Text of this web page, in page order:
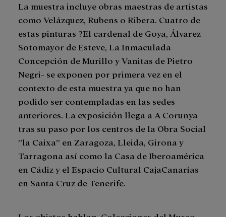
La muestra incluye obras maestras de artistas
como Velázquez, Rubens o Ribera. Cuatro de
estas pinturas ?El cardenal de Goya, Álvarez
Sotomayor de Esteve, La Inmaculada
Concepción de Murillo y Vanitas de Pietro
Negri- se exponen por primera vez en el
contexto de esta muestra ya que no han
podido ser contempladas en las sedes
anteriores. La exposición llega a A Corunya
tras su paso por los centros de la Obra Social
”la Caixa” en Zaragoza, Lleida, Girona y
Tarragona así como la Casa de Iberoamérica
en Cádiz y el Espacio Cultural CajaCanarias
en Santa Cruz de Tenerife.